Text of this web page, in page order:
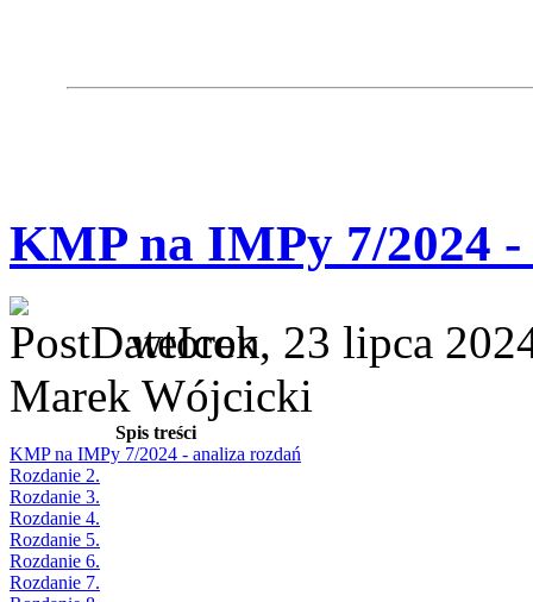
KMP na IMPy 7/2024
wtorek, 23 lipca
Marek Wójcicki
Spis treści
KMP na IMPy 7/2024 - analiza rozdań
Rozdanie 2.
Rozdanie 3.
Rozdanie 4.
Rozdanie 5.
Rozdanie 6.
Rozdanie 7.